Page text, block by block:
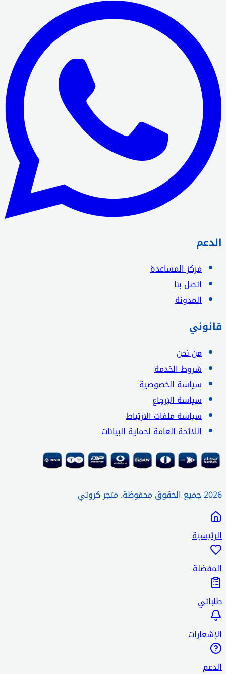
الدعم
مركز المساعدة
اتصل بنا
المدونة
قانوني
من نحن
شروط الخدمة
سياسة الخصوصية
سياسة الإرجاع
سياسة ملفات الارتباط
اللائحة العامة لحماية البيانات
2026جميع الحقوق محفوظة. متجر كروتي
الرئيسية
المفضلة
طلباتي
الإشعارات
الدعم